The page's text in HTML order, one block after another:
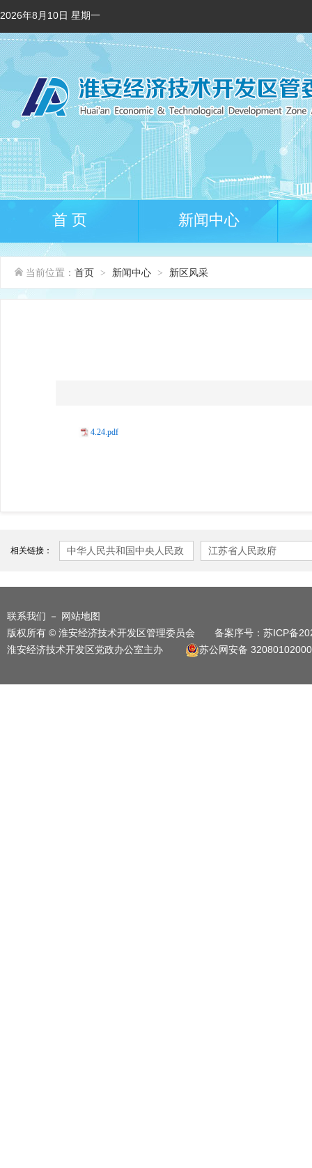
2026年8月10日 星期一
首 页 新闻中心
当前位置： 首页 > 新闻中心 > 新区风采
4.24.pdf
相关链接：
中华人民共和国中央人民政
江苏省人民政府
联系我们 －
网站地图
版权所有 © 淮安经济技术开发区管理委员会 备案序号： 苏ICP备
淮安经济技术开发区党政办公室主办
苏公网安备